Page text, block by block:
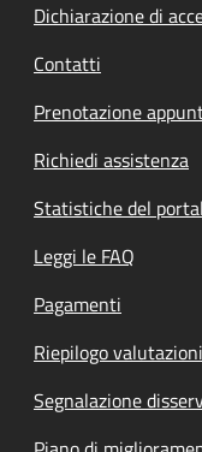
Dichiarazione di
Contatti
Prenotazione
Richiedi assistenza
Statistiche del
Leggi le FAQ
Pagamenti
Riepilogo valutazioni
Segnalazione